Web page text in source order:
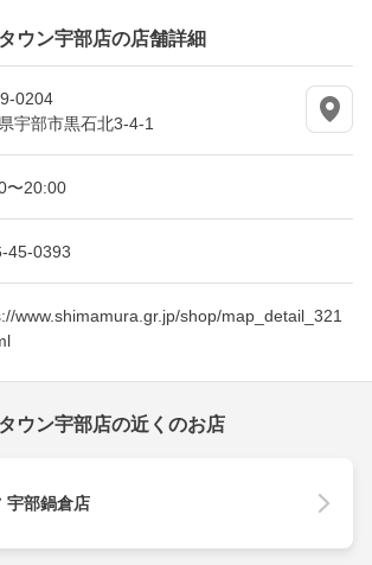
ウン宇部店の店舗詳細
0204
宇部市黒石北3-4-1
〜20:00
45-0393
www.shimamura.gr.jp/shop/map_detail_321
ウン宇部店の近くのお店
宇部鍋倉店